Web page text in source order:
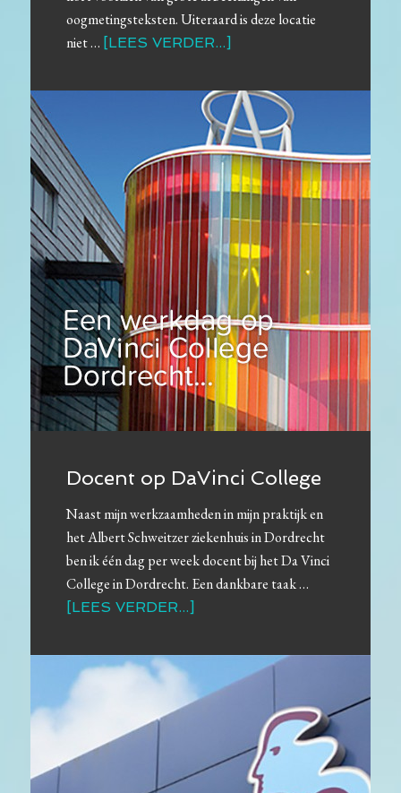
oogmetingsteksten. Uiteraard is deze locatie
niet … [LEES VERDER...]
Docent op DaVinci College
Naast mijn werkzaamheden in mijn praktijk en
het Albert Schweitzer ziekenhuis in Dordrecht
ben ik één dag per week docent bij het Da Vinci
College in Dordrecht. Een dankbare taak …
[LEES VERDER...]